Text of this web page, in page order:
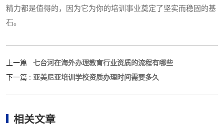
精力都是值得的，因为它为你的培训事业奠定了坚实而稳固的基
石。
上一篇 : 七台河在海外办理教育行业资质的流程有哪些
下一篇 : 亚美尼亚培训学校资质办理时间需要多久
相关文章